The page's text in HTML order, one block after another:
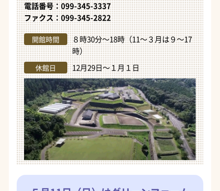
電話番号：099-345-3337
ファクス：099-345-2822
開館時間
８時30分～18時（11～３月は９～17
時）
休館日 12月29日～１月１日